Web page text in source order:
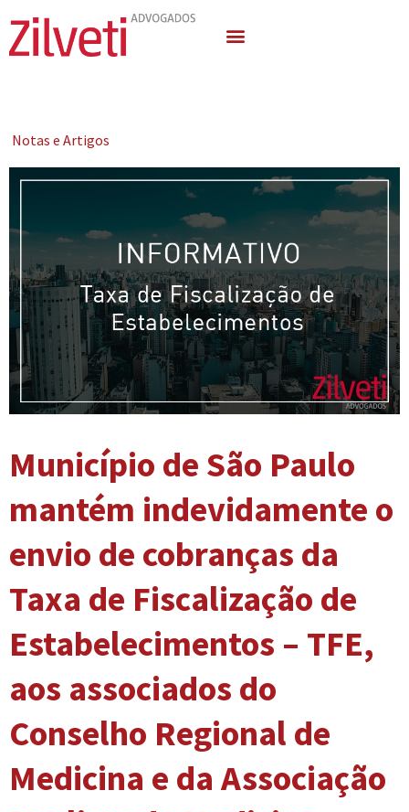
Notas e Artigos
Município de São Paulo
mantém indevidamente o
envio de cobranças da
Taxa de Fiscalização de
Estabelecimentos – TFE,
aos associados do
Conselho Regional de
Medicina e da Associação